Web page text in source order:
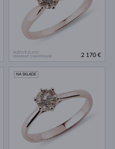
RUŽOVÉ ZLATO
DIAMANT CHAMPAGNE
2 170 €
NA SKLADE